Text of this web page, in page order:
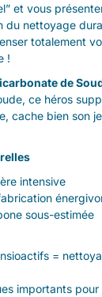
et vous
du nettoyage
totalement
!
de
ce héros
cache bien son
intensive
sous-estimée
=
importants pour